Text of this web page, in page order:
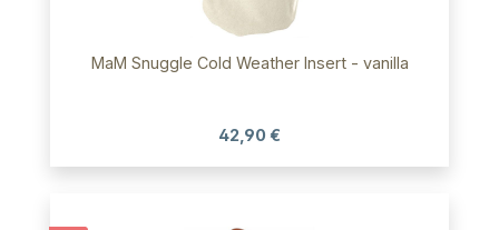
MaM Snuggle Cold Weather Insert - vanilla
42,90 €